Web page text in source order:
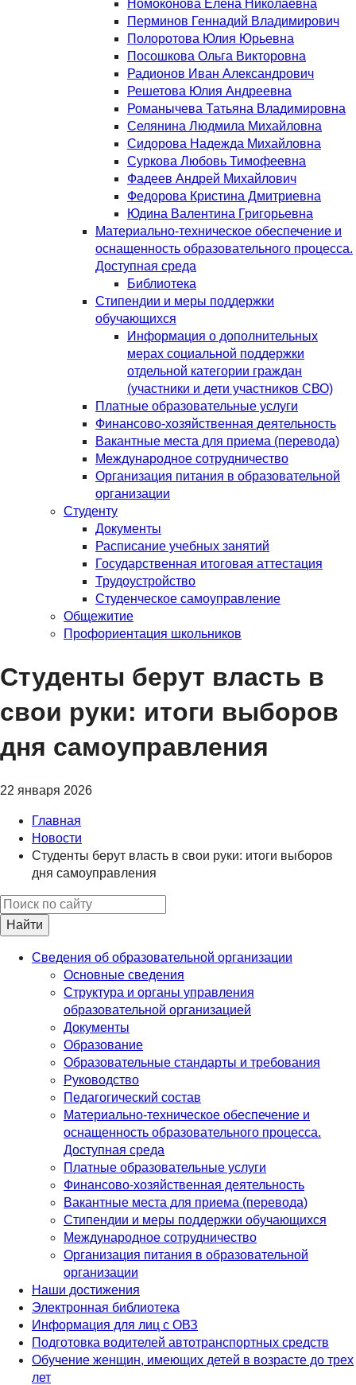
Номоконова Елена Николаевна
Перминов Геннадий Владимирович
Полоротова Юлия Юрьевна
Посошкова Ольга Викторовна
Радионов Иван Александрович
Решетова Юлия Андреевна
Романычева Татьяна Владимировна
Селянина Людмила Михайловна
Сидорова Надежда Михайловна
Суркова Любовь Тимофеевна
Фадеев Андрей Михайлович
Федорова Кристина Дмитриевна
Юдина Валентина Григорьевна
Материально-техническое обеспечение и
оснащенность образовательного процесса.
Доступная среда
Библиотека
Стипендии и меры поддержки
обучающихся
Информация о дополнительных
мерах социальной поддержки
отдельной категории граждан
(участники и дети участников СВО)
Платные образовательные услуги
Финансово-хозяйственная деятельность
Вакантные места для приема (перевода)
Международное сотрудничество
Организация питания в образовательной
организации
Студенту
Документы
Расписание учебных занятий
Государственная итоговая аттестация
Трудоустройство
Студенческое самоуправление
Общежитие
Профориентация школьников
Студенты берут власть в
свои руки: итоги выборов
дня самоуправления
22 января 2026
Главная
Новости
Студенты берут власть в свои руки: итоги выборов
дня самоуправления
Найти
Сведения об образовательной организации
Основные сведения
Структура и органы управления
образовательной организацией
Документы
Образование
Образовательные стандарты и требования
Руководство
Педагогический состав
Материально-техническое обеспечение и
оснащенность образовательного процесса.
Доступная среда
Платные образовательные услуги
Финансово-хозяйственная деятельность
Вакантные места для приема (перевода)
Стипендии и меры поддержки обучающихся
Международное сотрудничество
Организация питания в образовательной
организации
Наши достижения
Электронная библиотека
Информация для лиц с ОВЗ
Подготовка водителей автотранспортных средств
Обучение женщин, имеющих детей в возрасте до трех
лет